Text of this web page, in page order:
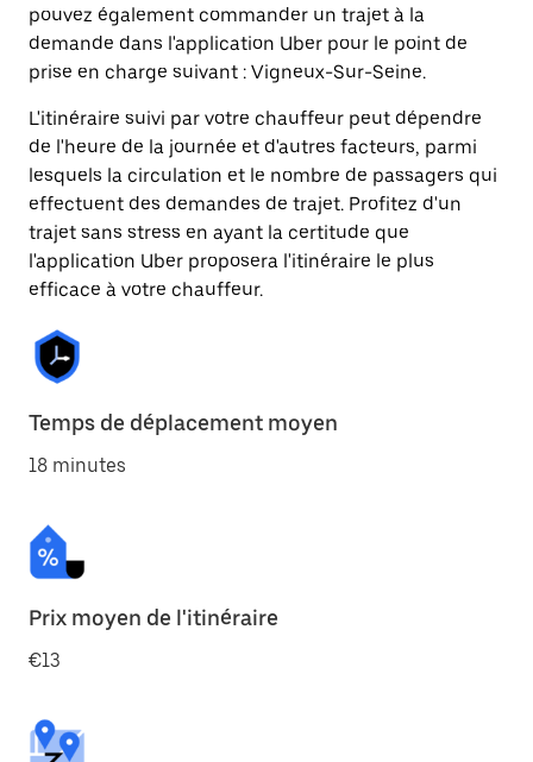
pouvez également commander un trajet à la
demande dans l'application Uber pour le point de
prise en charge suivant : Vigneux-Sur-Seine.
L'itinéraire suivi par votre chauffeur peut dépendre
de l'heure de la journée et d'autres facteurs, parmi
lesquels la circulation et le nombre de passagers qui
effectuent des demandes de trajet. Profitez d'un
trajet sans stress en ayant la certitude que
l'application Uber proposera l'itinéraire le plus
efficace à votre chauffeur.
Temps de déplacement moyen
18 minutes
Prix moyen de l'itinéraire
€13